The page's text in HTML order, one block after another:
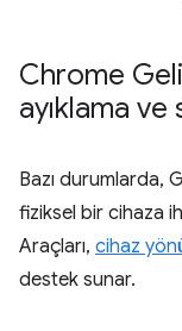
Chrome
ayıklama
Bazı durumlarda,
fiziksel bir cihaza
Araçları, cihaz
destek sunar.